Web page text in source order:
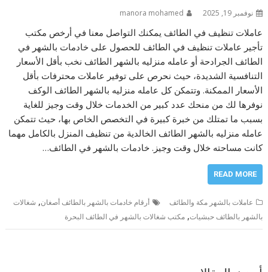
نوفمبر 19, 2025 manora mohamed
عاملات تنظيف في الطائف يمكنك التواصل معنا في أرخص مكتب
تأجير عاملات تنظيف في الطائف للحصول على خادمات بالشهر في
الطائف الجرادحة أو عامله منزليه بالشهر الطائف نخب بأقل الأسعار
التنافسية الشديدة، حيث نحرص على توفير عاملات محترفات بأقل
الأسعار الممكنة. وتتمكن كل عامله منزليه بالشهر الطائف الوكف
نوفرها لك من منحك عدد كبير من الخدمات خلال وقت وجيز للغاية
بسبب ما تمتلك من خبرة كبيرة في التخصص الخاص بها، حيث تتمكن
عامله منزليه بالشهر الطائف الخالدية من تنظيف المنزل بالكامل مهما
كانت مساحته خلال وقت وجيز. خادمات بالشهر في الطائف…
READ MORE
عاملات بالشهر مكة والطائف أرقام خادمات بالشهر بالطائف أصغان, شغالات
بالشهر بالطائف حبشيات,مكتب شغالات بالشهر في الطائف البحرة